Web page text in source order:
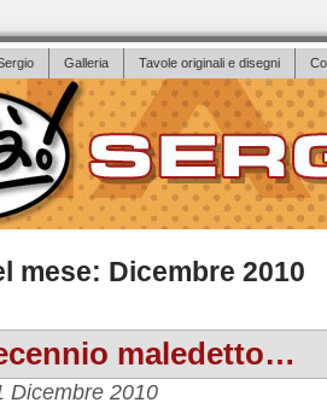
Galleria Tavole originali e disegni
mese: Dicembre 2010
maledetto…
Dicembre 2010